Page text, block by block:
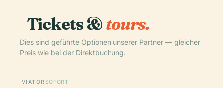
Tickets &tours.
Dies sind geführte Optionen unserer Partner — gleicher
Preis wie bei der Direktbuchung.
VIATOR SOFORT